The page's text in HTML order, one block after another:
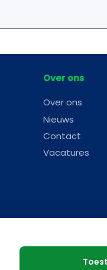
Over ons
Over ons
Nieuws
Contact
Vacatures